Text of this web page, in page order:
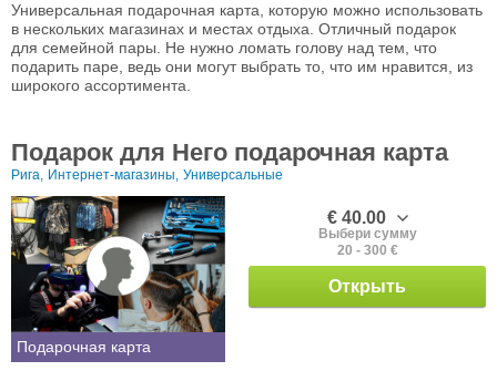
Универсальная подарочная карта, которую можно использовать
в нескольких магазинах и местах отдыха. Отличный подарок
для семейной пары. Не нужно ломать голову над тем, что
подарить паре, ведь они могут выбрать то, что им нравится, из
широкого ассортимента.
Подарок для Него подарочная карта
Рига, Интернет-магазины, Универсальные
Подарочная карта
€ 40.00
Выбери сумму
20 - 300 €
Открыть